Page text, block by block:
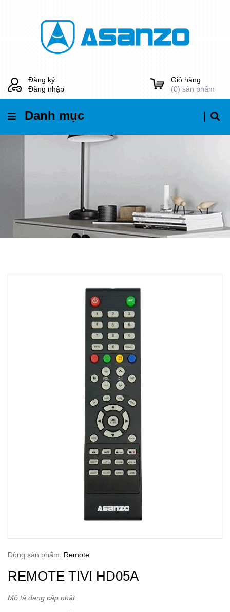
Đăng ký
Đăng nhập
Giỏ hàng
(0) sản phẩm
Danh mục
Dòng sản phẩm: Remote
REMOTE TIVI HD05A
Mô tả đang cập nhật